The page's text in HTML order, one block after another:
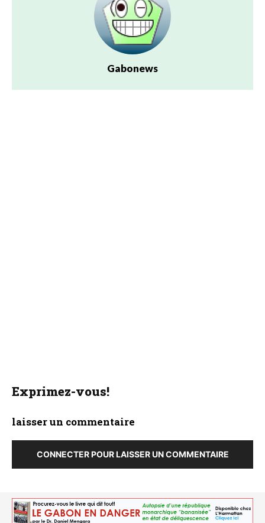
Gabonews
Exprimez-vous!
laisser un commentaire
CONNECTER POUR LAISSER UN COMMENTAIRE